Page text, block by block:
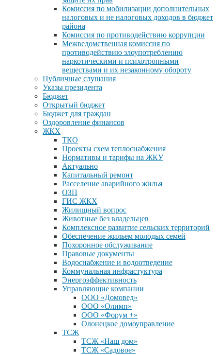
Комиссия по мобилизации дополнительных
налоговых и не налоговых доходов в бюджет
района
Комиссия по противодействию коррупции
Межведомственная комиссия по
противодействию злоупотреблению
наркотическими и психотропными
веществами и их незаконному обороту
Публичные слушания
Указы президента
Бюджет
Открытый бюджет
Бюджет для граждан
Оздоровление финансов
ЖКХ
ТКО
Проекты схем теплоснабжения
Нормативы и тарифы на ЖКУ
Актуально
Капитальный ремонт
Расселение аварийного жилья
ОЗП
ГИС ЖКХ
Жилищный вопрос
Животные без владельцев
Комплексное развитие сельских территорий
Обеспечение жильем молодых семей
Похоронное обслуживание
Правовые документы
Водоснабжение и водоотведение
Коммунальная инфрастуктура
Энергоэффективность
Управляющие компании
ООО «Домовед»
ООО «Олимп»
ООО «Форум +»
Олонецкое домоуправление
ТСЖ
ТСЖ «Наш дом»
ТСЖ «Садовое»